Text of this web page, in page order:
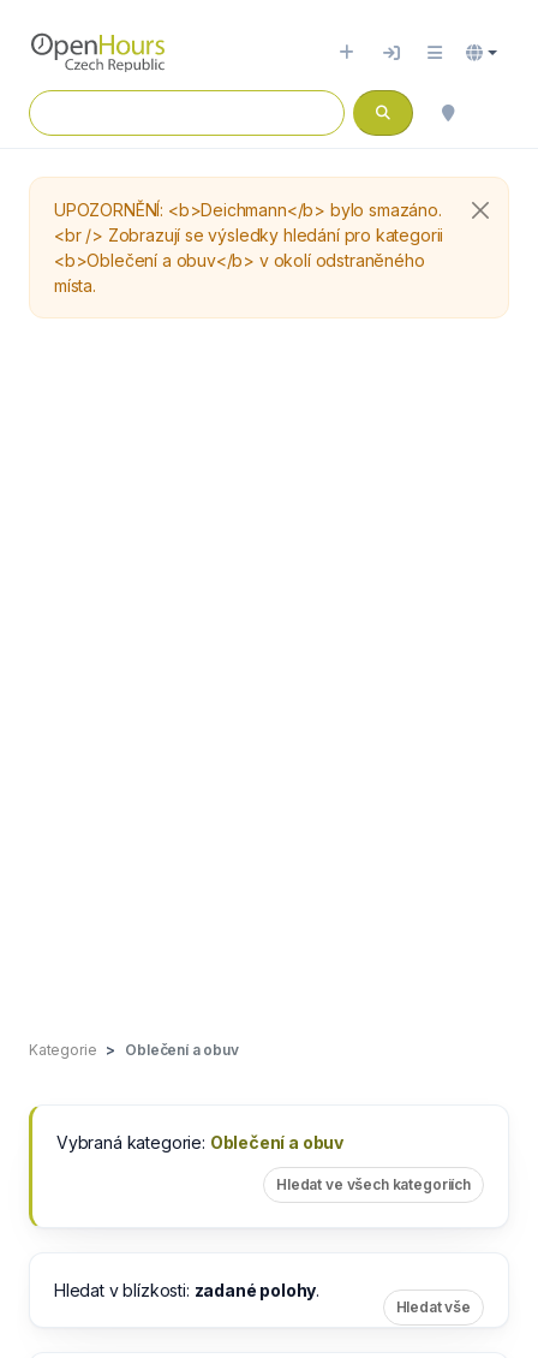
UPOZORNĚNÍ: <b>Deichmann</b> bylo smazáno.
<br /> Zobrazují se výsledky hledání pro kategorii
<b>Oblečení a obuv</b> v okolí odstraněného
místa.
Kategorie Oblečení a obuv
Vybraná kategorie: Oblečení a obuv
Hledat ve všech kategoriích
Hledat v blízkosti: zadané polohy.
Hledat vše